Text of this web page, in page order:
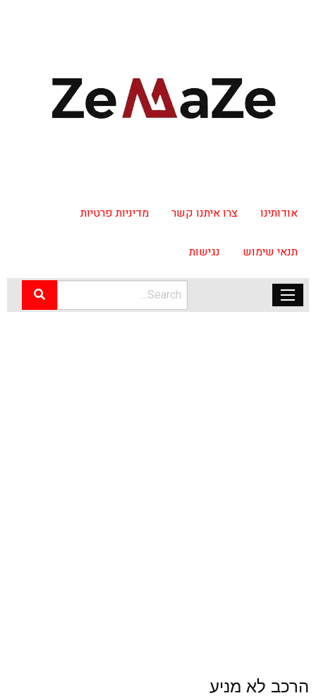
אודותינו צרו איתנו קשר מדיניות פרטיות
תנאי שימוש נגישות
הרכב לא מניע